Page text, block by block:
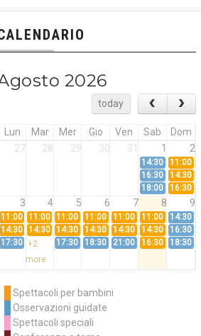
2026
today
Lun Mar Mer Gio Ven Sab
Dom
27
28 29 30 31 1 2
14:30
11:00
16:30
14:30
18:00
16:30
3 4 5 6 7 8 9
11:00 11:00 11:00 11:00 11:00 11:00
14:30
14:30 14:30 14:30 14:30 14:30 14:30
16:30
17:30 +2
more
17:30 18:30 21:00 16:30 18:30
11:00
14:30
+3
more
Spettacoli per bambini
Osservazioni guidate
Spettacoli speciali